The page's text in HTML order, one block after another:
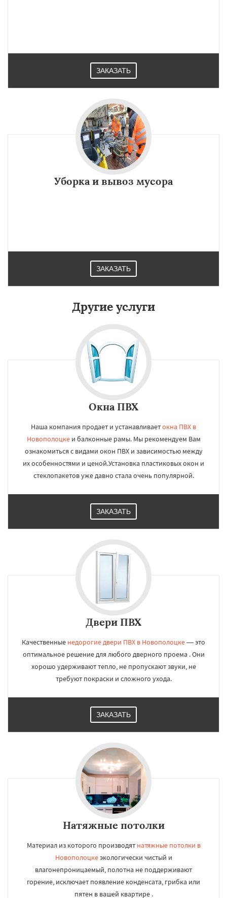
ЗАКАЗАТЬ
Уборка и вывоз мусора
ЗАКАЗАТЬ
Другие услуги
Окна ПВХ
Наша компания продает и устанавливаетокна ПВХ в
Новополоцкеи балконные рамы. Мы рекомендуем Вам
ознакомиться с видами окон ПВХ и зависимостью между
их особенностями и ценой.Установка пластиковых окон и
стеклопакетов уже давно стала очень популярной.
ЗАКАЗАТЬ
Двери ПВХ
Качественные недорогие двери ПВХ в Новополоцке— это
оптимальное решение для любого дверного проема . Они
хорошо удерживают тепло, не пропускают звуки, не
требуют покраски и сложного ухода.
ЗАКАЗАТЬ
Натяжные потолки
Материал из которого производят натяжные потолки в
Новополоцкеэкологически чистый и
влагонепроницаемый, полотна не поддерживают
горение, исключает появление конденсата, грибка или
пятен в вашей квартире .